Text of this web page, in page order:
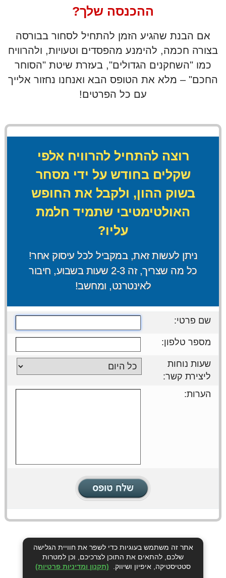
ההכנסה שלך?
אם הבנת שהגיע הזמן להתחיל לסחור בבורסה
בצורה חכמה, להימנע מהפסדים וטעויות, ולהרוויח
כמו "השחקנים הגדולים", בעזרת שיטת "הסוחר
החכם" – מלא את הטופס הבא ואנחנו נחזור אלייך
עם כל הפרטים!
רוצה להתחיל להרוויח אלפי
שקלים בחודש על ידי מסחר
בשוק ההון, ולקבל את החופש
האולטימטיבי שתמיד חלמת
עליו?
ניתן לעשות זאת, במקביל לכל עיסוק אחר!
כל מה שצריך, זה 2-3 שעות בשבוע, חיבור
לאינטרנט, ומחשב!
שם פרטי:
מספר טלפון:
שעות נוחות
ליצירת קשר:
הערות:
אתר זה משתמש בעוגיות כדי לשפר את חוויית הגלישה
שלכם, להתאים את התוכן לצרכיכם, וכן למטרות
סטטיסטיקה, איפיון ושיווק.
(תקנון ומדיניות פרטיות)